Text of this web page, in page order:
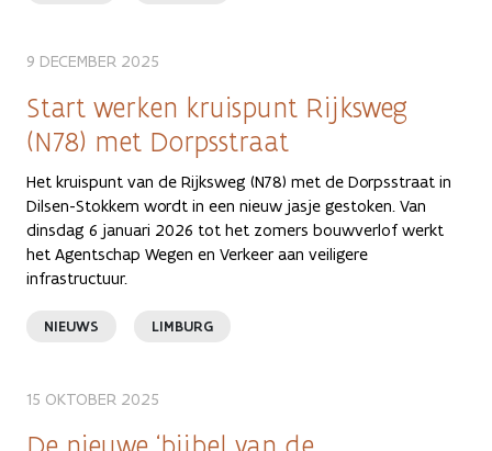
9 DECEMBER 2025
Start werken kruispunt Rijksweg
(N78) met Dorpsstraat
Het kruispunt van de Rijksweg (N78) met de Dorpsstraat in
Dilsen-Stokkem wordt in een nieuw jasje gestoken. Van
dinsdag 6 januari 2026 tot het zomers bouwverlof werkt
het Agentschap Wegen en Verkeer aan veiligere
infrastructuur.
NIEUWS LIMBURG
15 OKTOBER 2025